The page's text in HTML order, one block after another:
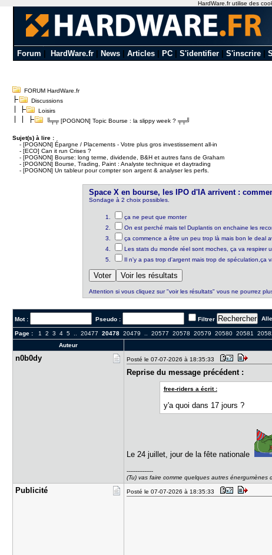
Forum HardWare.fr| News| Articles| PC| S'identifier| S'inscrire|
FORUM HardWare.fr
Discussions
Loisirs
╚╤╤ [POGNON] Topic Bourse : la slippy week ? ╤╤╝
Sujet(s) à lire :
-[POGNON] Épargne / Placements - Votre plus gros investissement all-in
-[ECO] Can it run Crises ?
-[POGNON] Bourse: long terme, dividende, B&H et autres fans de Graham
-[POGNON] Bourse, Trading, Paint : Analyste technique et daytrading
-[POGNON] Un tableur pour compter son argent & analyser les perfs.
Space X en bourse, les IPO d'IA arrivent :
Sondage à 2 choix possibles.
ça ne peut que monter
On est perché mais tel Duplantis on enchaine les
ça commence a être un peu trop là mais bon le deal
Les stats du monde réel sont moches, ça va respirer
Il n'y a pas trop d'argent mais trop de spéculation,ça
Attention si vous cliquez sur "voir les résultats" vous ne pourrez
Mot : Pseudo : Filtrer
Page : 1 2 3 4 5 ..20477 20478 20479 ..20577 20578 20579 20580 20581
Auteur
n0b0dy Posté le 07-07-2026 à 18:35:33
Reprise du message précédent :
free-riders a écrit :
y'a quoi dans 17 jours ?
Le 24 juillet, jour de la fête nationale
---------------
(Tu) vas faire comme quelques autres
Publicité Posté le 07-07-2026 à 18:35:33
HardWare.fr utilise des